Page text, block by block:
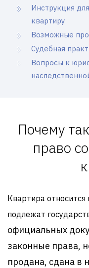
Инструкция
квартиру
Возможные
Судебная
Вопросы к
Почему
право
Квартира
подлежат
официальных
законные права,
продана, сдана в